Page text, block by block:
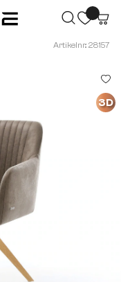
Artikelnr.: 28157
3D